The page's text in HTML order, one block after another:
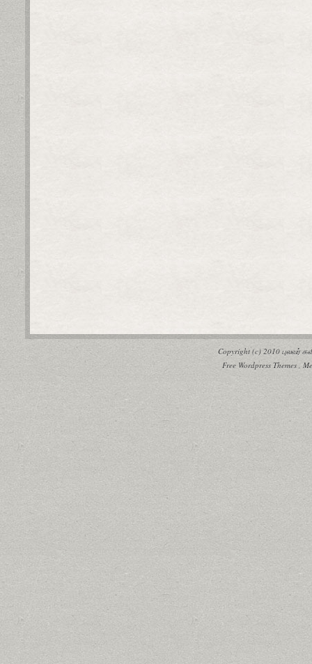
Copyright (c) 2010 புலவர்
Free Wordpress Themes ,